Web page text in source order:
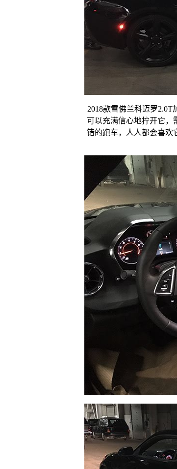
2018款雪佛兰科迈罗
可以充满信心地拧开它，
错的跑车，人人都会喜欢